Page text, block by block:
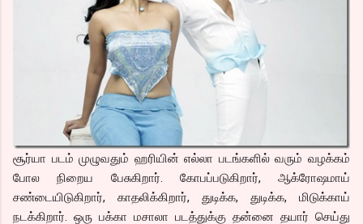
சூர்யா படம் முழுவதும் ஹரியின் எல்லா படங்களில் வரும் வழக்கம்
போல நிறைய பேசுகிறார். கோபப்படுகிறார், ஆக்ரோஷமாய்
சண்டையிடுகிறார், காதலிக்கிறார், துடிக்க, துடிக்க, மிடுக்காய்
நடக்கிறார். ஒரு பக்கா மசாலா படத்துக்கு தன்னை தயார் செய்து